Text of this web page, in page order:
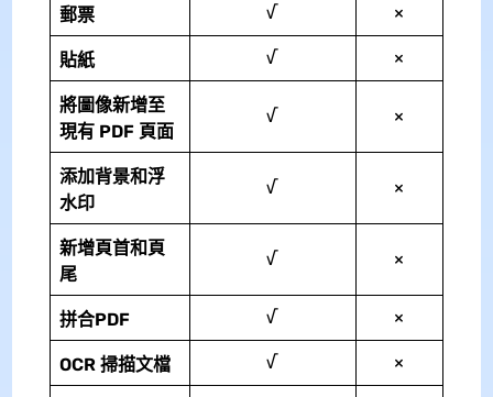
郵票 √ ×
貼紙 √ ×
將圖像新增至
現有 PDF 頁面
√ ×
添加背景和浮
水印
√ ×
新增頁首和頁
尾
√ ×
拼合PDF √ ×
OCR 掃描文檔 √ ×